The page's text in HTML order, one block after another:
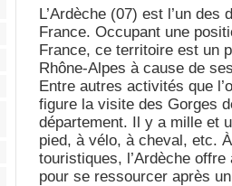
L’Ardèche (07) est l’un
France. Occupant une
France, ce territoire est un
Rhône-Alpes à cause de
Entre autres activités que
figure la visite des Gorges
département. Il y a mille et
pied, à vélo, à cheval, etc.
touristiques, l’Ardèche
pour se ressourcer après